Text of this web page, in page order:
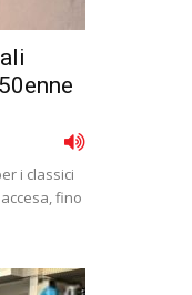
i classici
fino